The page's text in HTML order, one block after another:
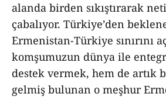
alanda birden sıkıştırarak
çabalıyor. Türkiye’den
Ermenistan-Türkiye sınırını
komşumuzun dünya ile
destek vermek, hem de artık
gelmiş bulunan o meşhur